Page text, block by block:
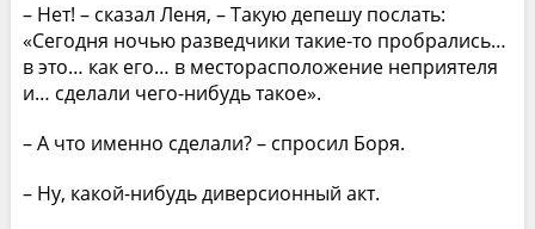
– Нет! – сказал Леня, – Такую депешу послать:
«Сегодня ночью разведчики такие-то пробрались…
в это… как его… в месторасположение неприятеля
и… сделали чего-нибудь такое».
– А что именно сделали? – спросил Боря.
– Ну, какой-нибудь диверсионный акт.